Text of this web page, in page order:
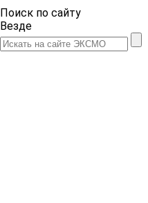
Поиск по сайту
Везде